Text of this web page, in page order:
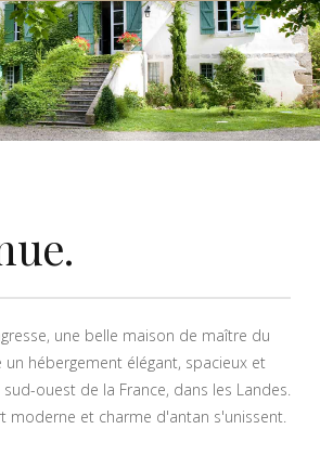
une belle maison de maître du
un hébergement élégant, spacieux et
ouest de la France, dans les Landes.
moderne et charme d'antan s'unissent.